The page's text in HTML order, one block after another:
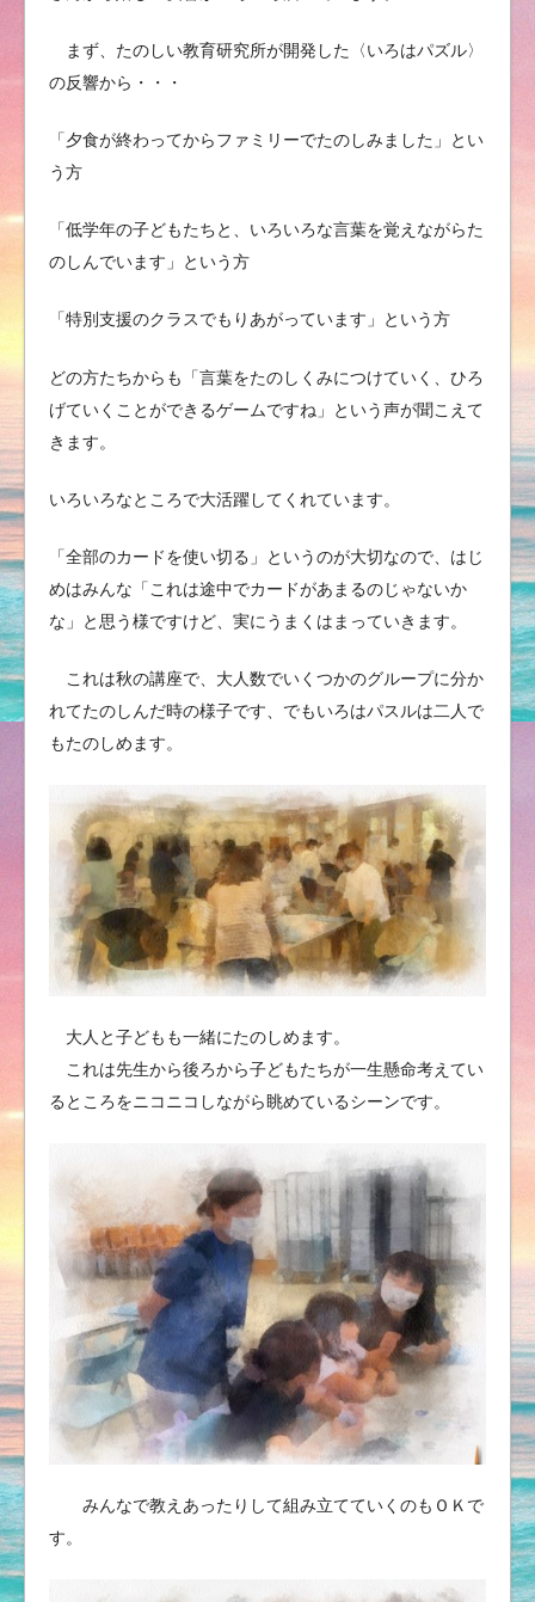
まず、たのしい教育研究所が開発した〈いろはパズル〉
の反響から・・・
「夕食が終わってからファミリーでたのしみました」とい
う方
「低学年の子どもたちと、いろいろな言葉を覚えながらた
のしんでいます」という方
「特別支援のクラスでもりあがっています」という方
どの方たちからも「言葉をたのしくみにつけていく、ひろ
げていくことができるゲームですね」という声が聞こえて
きます。
いろいろなところで大活躍してくれています。
「全部のカードを使い切る」というのが大切なので、はじ
めはみんな「これは途中でカードがあまるのじゃないか
な」と思う様ですけど、実にうまくはまっていきます。
これは秋の講座で、大人数でいくつかのグループに分か
れてたのしんだ時の様子です、でもいろはパスルは二人で
もたのしめます。
大人と子どもも一緒にたのしめます。
これは先生から後ろから子どもたちが一生懸命考えてい
るところをニコニコしながら眺めているシーンです。
みんなで教えあったりして組み立てていくのもＯＫで
す。